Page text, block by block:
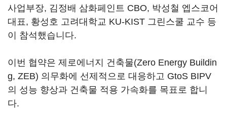
사업부장, 김정배 삼화페인트 CBO, 박성철 엡스코어
대표, 황성호 고려대학교 KU-KIST 그린스쿨 교수 등
이 참석했습니다.
이번 협약은 제로에너지 건축물(Zero Energy Buildin
g, ZEB) 의무화에 선제적으로 대응하고 GtoS BIPV
의 성능 향상과 건축물 적용 가속화를 목표로 합니
다.